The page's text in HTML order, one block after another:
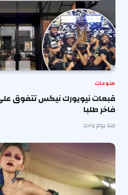
منوعات
قبعات نيويورك نيكس تتفوق
فاخر طلبا
منذ يوم واحد